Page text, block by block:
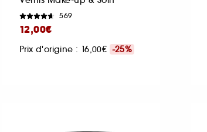
569
12,00€
Prix d'origine : 16,00€ -25%